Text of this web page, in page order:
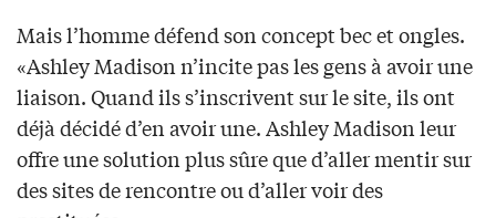
Mais l’homme défend son concept bec et ongles.
«Ashley Madison n’incite pas les gens à avoir une
liaison. Quand ils s’inscrivent sur le site, ils ont
déjà décidé d’en avoir une. Ashley Madison leur
offre une solution plus sûre que d’aller mentir sur
des sites de rencontre ou d’aller voir des